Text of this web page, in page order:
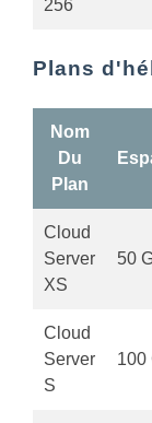
256
Plans
Nom
Du
Plan
Cloud
Server
XS
50
Cloud
Server
S
100